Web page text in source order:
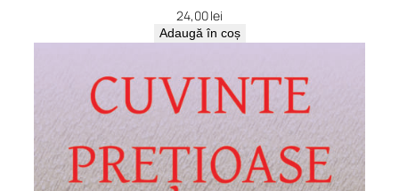
24,00lei
Adaugă în coș